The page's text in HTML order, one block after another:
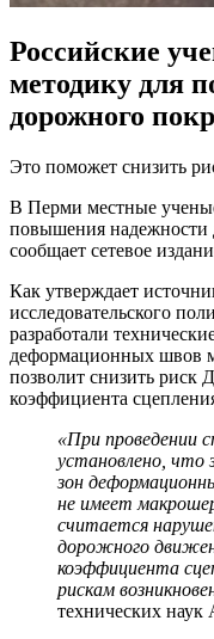
Российские
методику для
дорожного
Это поможет снизить
В Перми местные
повышения
сообщает сетевое
Как утверждает
исследовательского
разработали
деформационных швов
позволит снизить риск
коэффициента
«При проведении
установлено, что
зон
не имеет
считается
дорожного
коэффициента
рискам
технических наук